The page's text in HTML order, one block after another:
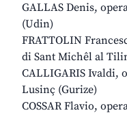
GALLAS Denis,
(Udin)
FRATTOLIN
di Sant Michêl al
CALLIGARIS Ivaldi,
Lusinç (Gurize)
COSSAR Flavio,